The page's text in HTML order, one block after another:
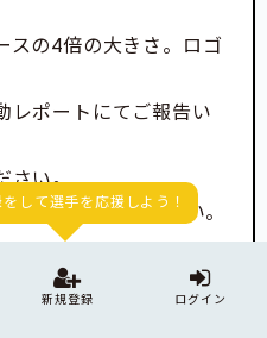
スの4倍の大きさ。ロゴ
レポートにてご報告い
さい。
望"とご記入ください。
して選手を応援しよう！
新規登録 ログイン